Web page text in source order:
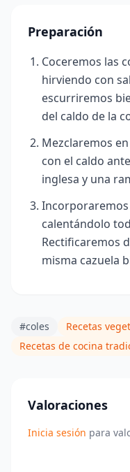
Preparación
Coceremos las
hirviendo con
escurriremos
del caldo de la
Mezclaremos
con el caldo
inglesa y una
Incorporaremos
calentándolo
Rectificaremos
misma cazuela
#coles Recetas
Recetas de cocina
Valoraciones
Inicia sesión para